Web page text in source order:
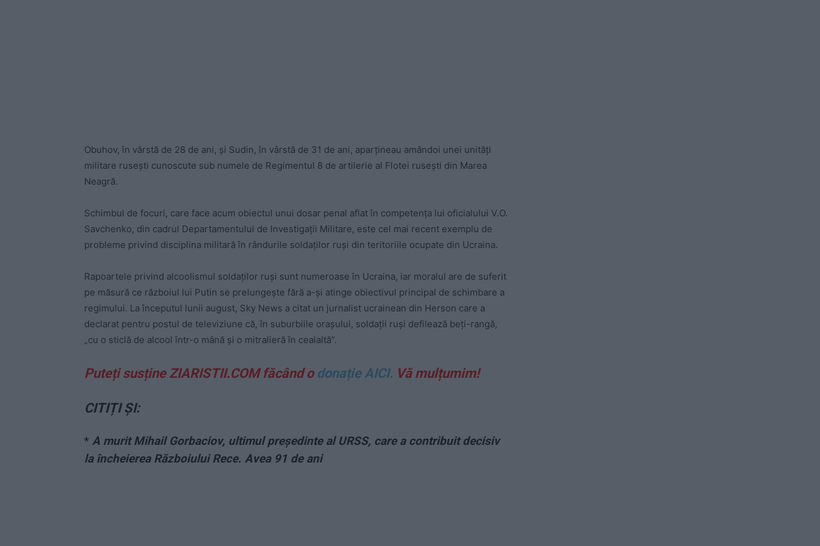
Obuhov, în vârstă de 28 de ani, și Sudin, în vârstă de 31 de ani, aparțineau amândoi unei unități
militare rusești cunoscute sub numele de Regimentul 8 de artilerie al Flotei rusești din Marea
Neagră.
Schimbul de focuri, care face acum obiectul unui dosar penal aflat în competența lui oficialului V.O.
Savchenko, din cadrul Departamentului de Investigații Militare, este cel mai recent exemplu de
probleme privind disciplina militară în rândurile soldaților ruși din teritoriile ocupate din Ucraina.
Rapoartele privind alcoolismul soldaților ruși sunt numeroase în Ucraina, iar moralul are de suferit
pe măsură ce războiul lui Putin se prelungește fără a-și atinge obiectivul principal de schimbare a
regimului. La începutul lunii august, Sky News a citat un jurnalist ucrainean din Herson care a
declarat pentru postul de televiziune că, în suburbiile orașului, soldații ruși defilează beți-rangă,
„cu o sticlă de alcool într-o mână și o mitralieră în cealaltă”.
Puteți susține ZIARISTII.COM făcând o donație AICI. Vă mulțumim!
CITIȚI ȘI:
* A murit Mihail Gorbaciov, ultimul președinte al URSS, care a contribuit decisiv
la încheierea Războiului Rece. Avea 91 de ani